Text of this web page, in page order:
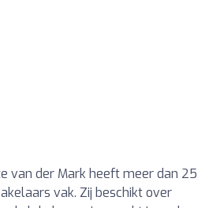
van der Mark heeft meer dan 25
vak. Zij beschikt over